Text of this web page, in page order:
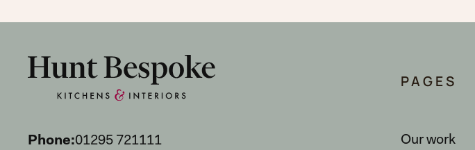
Phone:01295 721111
PAGES
Our work